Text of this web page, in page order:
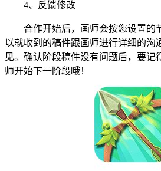
4、反馈修改
合作开始后，画师会按您设置的
以就收到的稿件跟画师进行详细的沟
见。确认阶段稿件没有问题后，要记
师开始下一阶段哦！